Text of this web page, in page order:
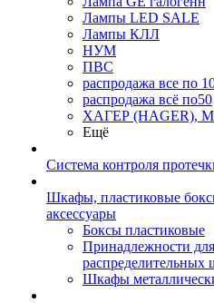
Лампы LED SALE
Лампы КЛЛ
НУМ
ПВС
распродажа все по
распродажа всё по50
ХАГЕР (HAGER),
Ещё
Система контроля
Шкафы, пластиковые
аксессуары
Боксы пластиковые
Принадлежности для
распределительных
Шкафы